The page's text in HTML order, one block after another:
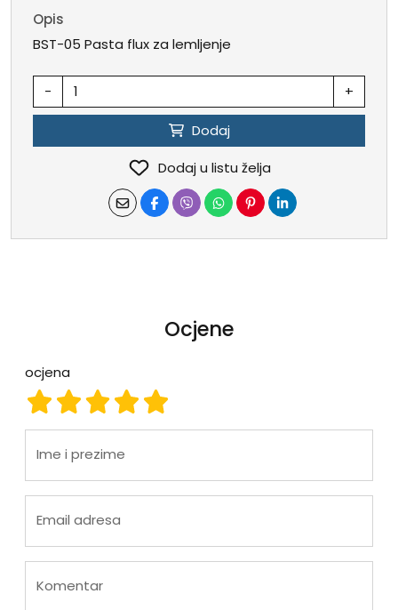
Opis
BST-05 Pasta flux za lemljenje
- +
Dodaj
Dodaj u listu želja
Ocjene
ocjena
ocjena 5
ocjena 4
ocjena 3
ocjena 2
ocjena 1
Ime i prezime
Email adresa
Komentar